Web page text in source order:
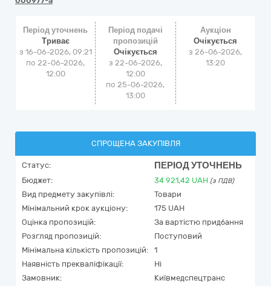
Період уточнень
Триває
з 16-06-2026, 09:21
по 22-06-2026,
12:00
Період подачі
пропозицій
Очікується
з 22-06-2026,
12:00
по 25-06-2026,
13:00
Аукціон
Очікується
з26-06-2026,
13:20
СПРОЩЕНА ЗАКУПІВЛЯ
Статус: ПЕРІОД УТОЧНЕНЬ
Бюджет: 34 921,42 UAH (з ПДВ)
Вид предмету закупівлі:
Товари
Мінімальний крок аукціону:
175 UAH
Оцінка пропозицій:
За вартістю придбання
Розгляд пропозицій:
Поступовий
Мінімальна кількість пропозицій:
1
Наявність прекваліфікації:
Ні
Замовник:
Київмедспецтранс